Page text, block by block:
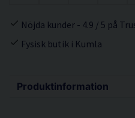
Produktinformation
Nöjda kunder - 4.9 / 5 på
Fysisk butik i Kumla